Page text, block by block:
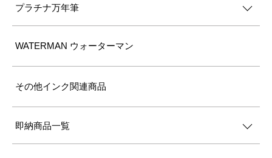
プラチナ万年筆
WATERMAN ウォーターマン
その他インク関連商品
即納商品一覧